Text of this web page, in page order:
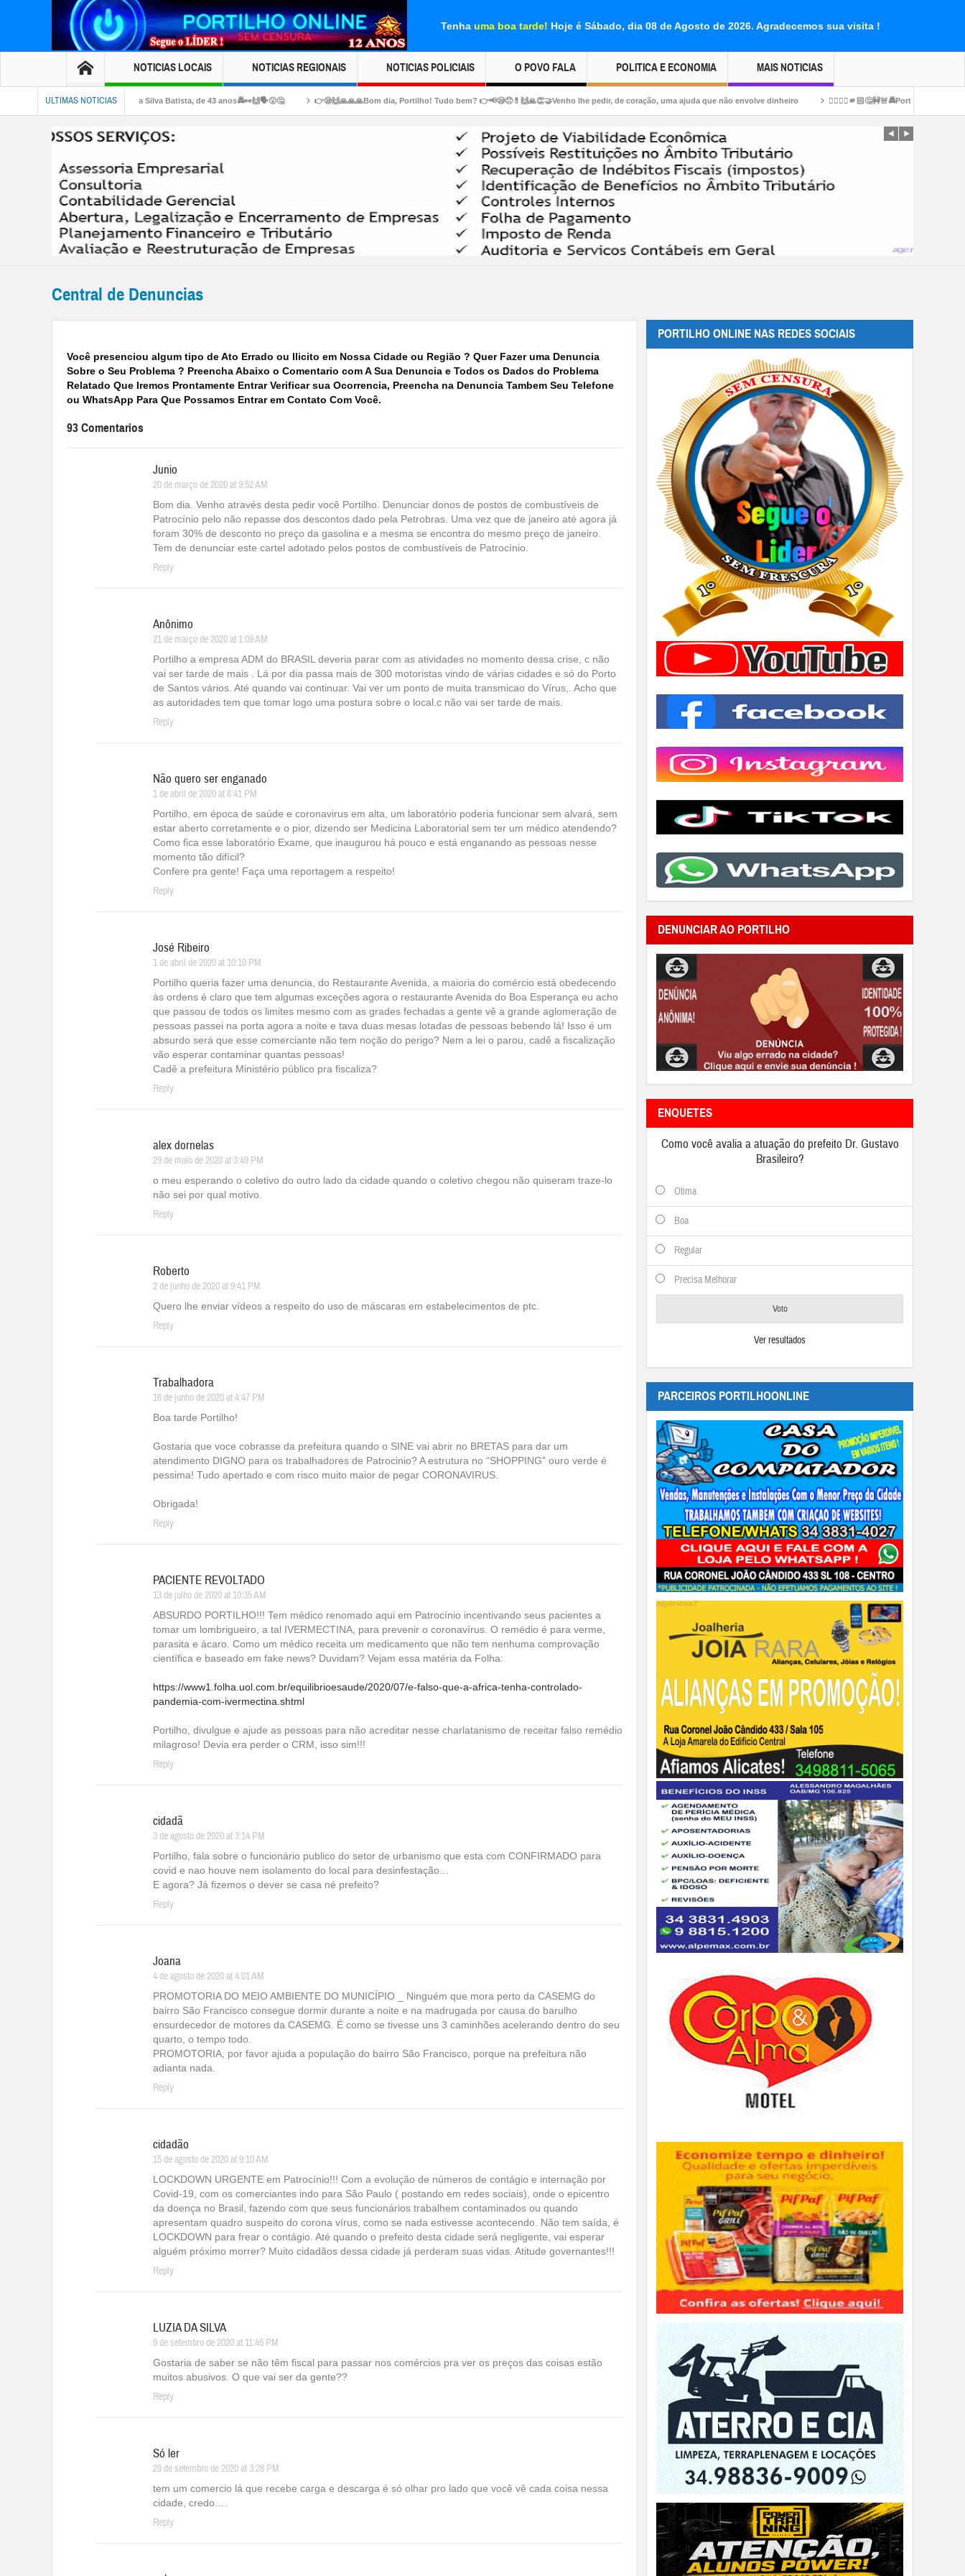
Tenha uma boa tarde! Hoje é Sábado, dia 08 de Agosto de 2026. Agradecemos sua visita !
NOTICIAS LOCAIS NOTICIAS REGIONAIS NOTICIAS POLICIAIS O POVO FALA POLITICA E ECONOMIA MAIS NOTICIAS
ULTIMAS NOTICIAS
Guilherme César da Silva Batista, de 43 anos🚔👀🙌🗣😮🤔 👉😪🙌🙏🙏🙏Bom dia, Portilho! Tudo bem? 👉📢😪😞💊🙌🙏👏🤝Venho lhe pedir, de coração, uma ajuda que não envolve dinheiro 👉🏻👎🏻🫵🏻🤔🚧🚨🚔Portilho esse restaurante tá
Central de Denuncias
Você presenciou algum tipo de Ato Errado ou Ilicito em Nossa Cidade ou Região ? Quer Fazer uma Denuncia
Sobre o Seu Problema ? Preencha Abaixo o Comentario com A Sua Denuncia e Todos os Dados do Problema
Relatado Que Iremos Prontamente Entrar Verificar sua Ocorrencia, Preencha na Denuncia Tambem Seu Telefone
ou WhatsApp Para Que Possamos Entrar em Contato Com Você.
93 Comentarios
Junio
20 de março de 2020 at 9:52 AM
Bom dia. Venho através desta pedir você Portilho. Denunciar donos de postos de combustíveis de
Patrocínio pelo não repasse dos descontos dado pela Petrobras. Uma vez que de janeiro até agora já
foram 30% de desconto no preço da gasolina e a mesma se encontra do mesmo preço de janeiro.
Tem de denunciar este cartel adotado pelos postos de combustíveis de Patrocínio.
Reply
Anônimo
21 de março de 2020 at 1:09 AM
Portilho a empresa ADM do BRASIL deveria parar com as atividades no momento dessa crise, c não
vai ser tarde de mais . Lá por dia passa mais de 300 motoristas vindo de várias cidades e só do Porto
de Santos vários. Até quando vai continuar. Vai ver um ponto de muita transmicao do Vírus,. Acho que
as autoridades tem que tomar logo uma postura sobre o local.c não vai ser tarde de mais.
Reply
Não quero ser enganado
1 de abril de 2020 at 6:41 PM
Portilho, em época de saúde e coronavirus em alta, um laboratório poderia funcionar sem alvará, sem
estar aberto corretamente e o pior, dizendo ser Medicina Laboratorial sem ter um médico atendendo?
Como fica esse laboratório Exame, que inaugurou há pouco e está enganando as pessoas nesse
momento tão difícil?
Confere pra gente! Faça uma reportagem a respeito!
Reply
José Ribeiro
1 de abril de 2020 at 10:10 PM
Portilho queria fazer uma denuncia, do Restaurante Avenida, a maioria do comércio está obedecendo
às ordens é claro que tem algumas exceções agora o restaurante Avenida do Boa Esperança eu acho
que passou de todos os limites mesmo com as grades fechadas a gente vê a grande aglomeração de
pessoas passei na porta agora a noite e tava duas mesas lotadas de pessoas bebendo lá! Isso é um
absurdo será que esse comerciante não tem noção do perigo? Nem a lei o parou, cadê a fiscalização
vão esperar contaminar quantas pessoas!
Cadê a prefeitura Ministério público pra fiscaliza?
Reply
alex dornelas
29 de maio de 2020 at 3:49 PM
o meu esperando o coletivo do outro lado da cidade quando o coletivo chegou não quiseram traze-lo
não sei por qual motivo.
Reply
Roberto
2 de junho de 2020 at 9:41 PM
Quero lhe enviar vídeos a respeito do uso de máscaras em estabelecimentos de ptc.
Reply
Trabalhadora
16 de junho de 2020 at 4:47 PM
Boa tarde Portilho!
Gostaria que voce cobrasse da prefeitura quando o SINE vai abrir no BRETAS para dar um
atendimento DIGNO para os trabalhadores de Patrocinio? A estrutura no “SHOPPING” ouro verde é
pessima! Tudo apertado e com risco muito maior de pegar CORONAVIRUS.
Obrigada!
Reply
PACIENTE REVOLTADO
13 de julho de 2020 at 10:35 AM
ABSURDO PORTILHO!!! Tem médico renomado aqui em Patrocínio incentivando seus pacientes a
tomar um lombrigueiro, a tal IVERMECTINA, para prevenir o coronavírus. O remédio é para verme,
parasita e ácaro. Como um médico receita um medicamento que não tem nenhuma comprovação
científica e baseado em fake news? Duvidam? Vejam essa matéria da Folha:
https://www1.folha.uol.com.br/equilibrioesaude/2020/07/e-falso-que-a-africa-tenha-controlado-
pandemia-com-ivermectina.shtml
Portilho, divulgue e ajude as pessoas para não acreditar nesse charlatanismo de receitar falso remédio
milagroso! Devia era perder o CRM, isso sim!!!
Reply
cidadã
3 de agosto de 2020 at 3:14 PM
Portilho, fala sobre o funcionário publico do setor de urbanismo que esta com CONFIRMADO para
covid e nao houve nem isolamento do local para desinfestação…
E agora? Já fizemos o dever se casa né prefeito?
Reply
Joana
4 de agosto de 2020 at 4:01 AM
PROMOTORIA DO MEIO AMBIENTE DO MUNICÍPIO _ Ninguém que mora perto da CASEMG do
bairro São Francisco consegue dormir durante a noite e na madrugada por causa do barulho
ensurdecedor de motores da CASEMG. É como se tivesse uns 3 caminhões acelerando dentro do seu
quarto, o tempo todo.
PROMOTORIA, por favor ajuda a população do bairro São Francisco, porque na prefeitura não
adianta nada.
Reply
cidadão
15 de agosto de 2020 at 9:10 AM
LOCKDOWN URGENTE em Patrocínio!!! Com a evolução de números de contágio e internação por
Covid-19, com os comerciantes indo para São Paulo ( postando em redes sociais), onde o epicentro
da doença no Brasil, fazendo com que seus funcionários trabalhem contaminados ou quando
apresentam quadro suspeito do corona vírus, como se nada estivesse acontecendo. Não tem saída, é
LOCKDOWN para frear o contágio. Até quando o prefeito desta cidade será negligente, vai esperar
alguém próximo morrer? Muito cidadãos dessa cidade já perderam suas vidas. Atitude governantes!!!
Reply
LUZIA DA SILVA
9 de setembro de 2020 at 11:45 PM
Gostaria de saber se não têm fiscal para passar nos comércios pra ver os preços das coisas estão
muitos abusivos. O que vai ser da gente??
Reply
Só ler
29 de setembro de 2020 at 3:28 PM
tem um comercio lá que recebe carga e descarga é só olhar pro lado que você vê cada coisa nessa
cidade, credo….
Reply
PORTILHO ONLINE NAS REDES SOCIAIS
DENUNCIAR AO PORTILHO
ENQUETES
Como você avalia a atuação do prefeito Dr. Gustavo
Brasileiro?
Otima
Boa
Regular
Precisa Melhorar
Ver resultados
PARCEIROS PORTILHOONLINE